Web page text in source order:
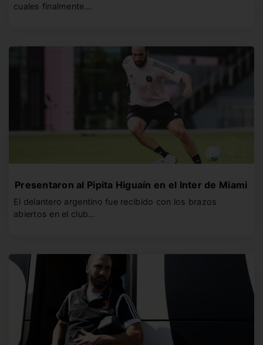
cuales finalmente…
Presentaron al Pipita Higuaín en el Inter de Miami
El delantero argentino fue recibido con los brazos
abiertos en el club…